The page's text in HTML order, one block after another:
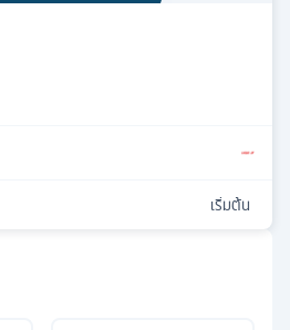
เริ่มต้น